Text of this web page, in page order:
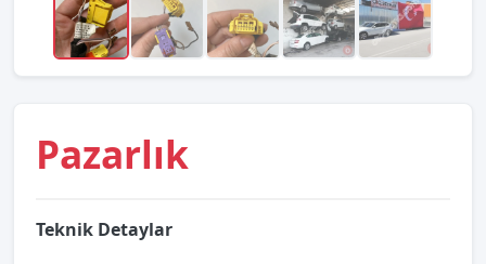
Pazarlık
Teknik Detaylar